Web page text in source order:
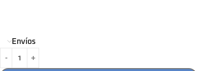
Envíos